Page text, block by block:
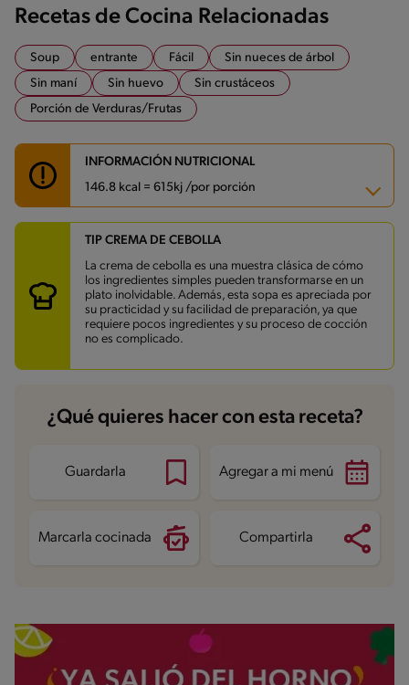
Recetas de Cocina Relacionadas
Soup entrante Fácil
Sin nueces de árbol
Sin maní
Sin huevo
Sin crustáceos
Porción de Verduras/Frutas
INFORMACIÓN NUTRICIONAL
146.8 kcal = 615kj /por porción
Carbohidratos 20.4 g
Energía 146.8 kcal
Grasas 6.1 g
Fibra 2.2 g
Proteína 3.5 g
Grasas saturadas 1.8 g
Sodio 416.5 mg
8.4 g
TIP CREMA DE CEBOLLA
La crema de cebolla es una muestra clásica de cómo
los ingredientes simples pueden transformarse en un
plato inolvidable. Además, esta sopa es apreciada por
su practicidad y su facilidad de preparación, ya que
requiere pocos ingredientes y su proceso de cocción
no es complicado.
¿Qué quieres hacer con esta receta?
Guardarla Agregar a mi menú
Marcarla cocinada Compartirla